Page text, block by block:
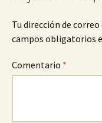
Tu dirección de
campos obligatorios
Comentario *